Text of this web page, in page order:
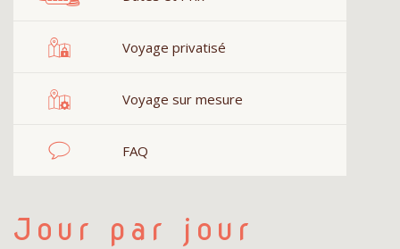
Voyage privatisé
Voyage sur mesure
FAQ
Jour par jour